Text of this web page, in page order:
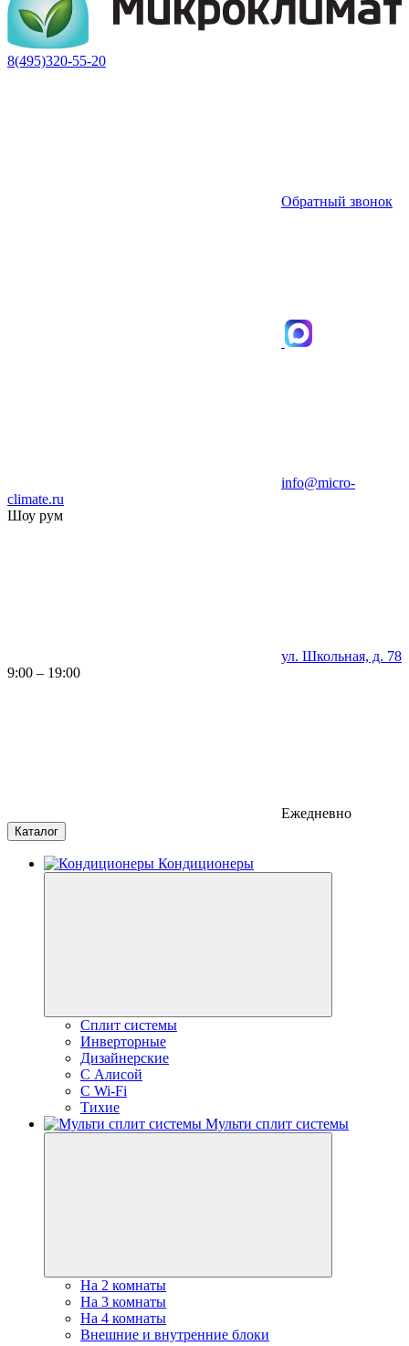
8(495)320-55-20
Обратный звонок
info@micro-
climate.ru
Шоу рум
ул. Школьная, д. 78
9:00 – 19:00
Ежедневно
Каталог
Кондиционеры
Сплит системы
Инверторные
Дизайнерские
С Алисой
C Wi-Fi
Тихие
Мульти сплит системы
На 2 комнаты
На 3 комнаты
На 4 комнаты
Внешние и внутренние блоки